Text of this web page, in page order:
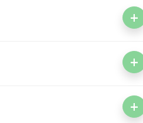
+
+
+